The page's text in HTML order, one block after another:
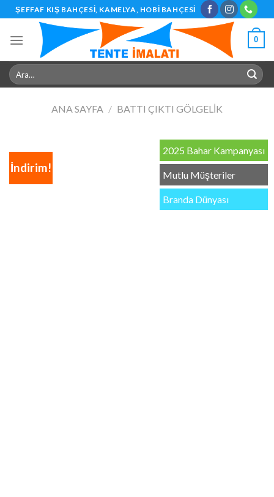
Skip
to
content
ŞEFFAF KIŞ BAHÇESI, KAMELYA, HOBI BAHÇESI
0
Ara:
ANA SAYFA / BATTI ÇIKTI GÖLGELIK
2025 Bahar Kampanyası
Mutlu Müşteriler
Branda Dünyası
İndirim!